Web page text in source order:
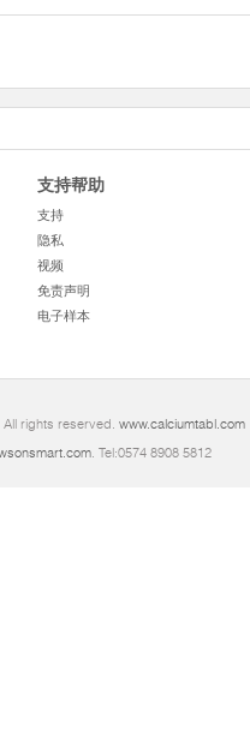
支持帮助
支持
隐私
视频
免责声明
电子样本
rights reserved. www.calciumtabl.com
. Tel:0574 8908 5812